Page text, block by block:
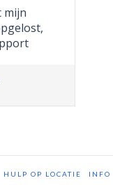
mijn
HULP OP LOCATIE INFO